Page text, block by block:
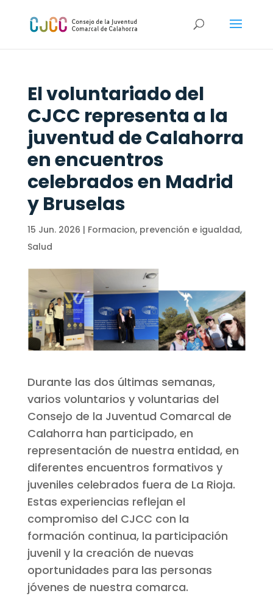
El voluntariado del
CJCC representa a la
juventud de Calahorra
en encuentros
celebrados en Madrid
y Bruselas
15 Jun. 2026 | Formacion, prevención e igualdad,
Salud
Durante las dos últimas semanas,
varios voluntarios y voluntarias del
Consejo de la Juventud Comarcal de
Calahorra han participado, en
representación de nuestra entidad, en
diferentes encuentros formativos y
juveniles celebrados fuera de La Rioja.
Estas experiencias reflejan el
compromiso del CJCC con la
formación continua, la participación
juvenil y la creación de nuevas
oportunidades para las personas
jóvenes de nuestra comarca.